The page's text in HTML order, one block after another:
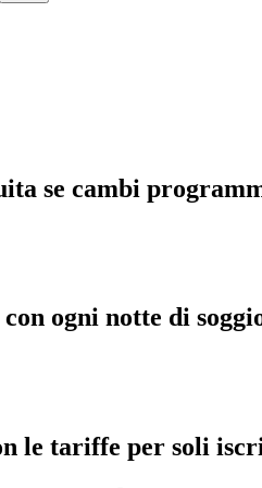
se cambi
ogni notte di
le tariffe per soli